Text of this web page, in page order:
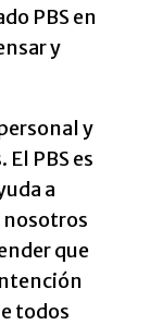
PBS en
y
y
PBS es
a
nosotros
que
todos